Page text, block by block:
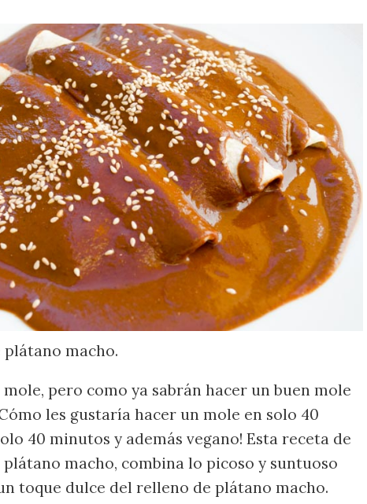
plátano macho.
pero como ya sabrán hacer un buen mole
les gustaría hacer un mole en solo 40
40 minutos y además vegano! Esta receta de
plátano macho, combina lo picoso y suntuoso
toque dulce del relleno de plátano macho.